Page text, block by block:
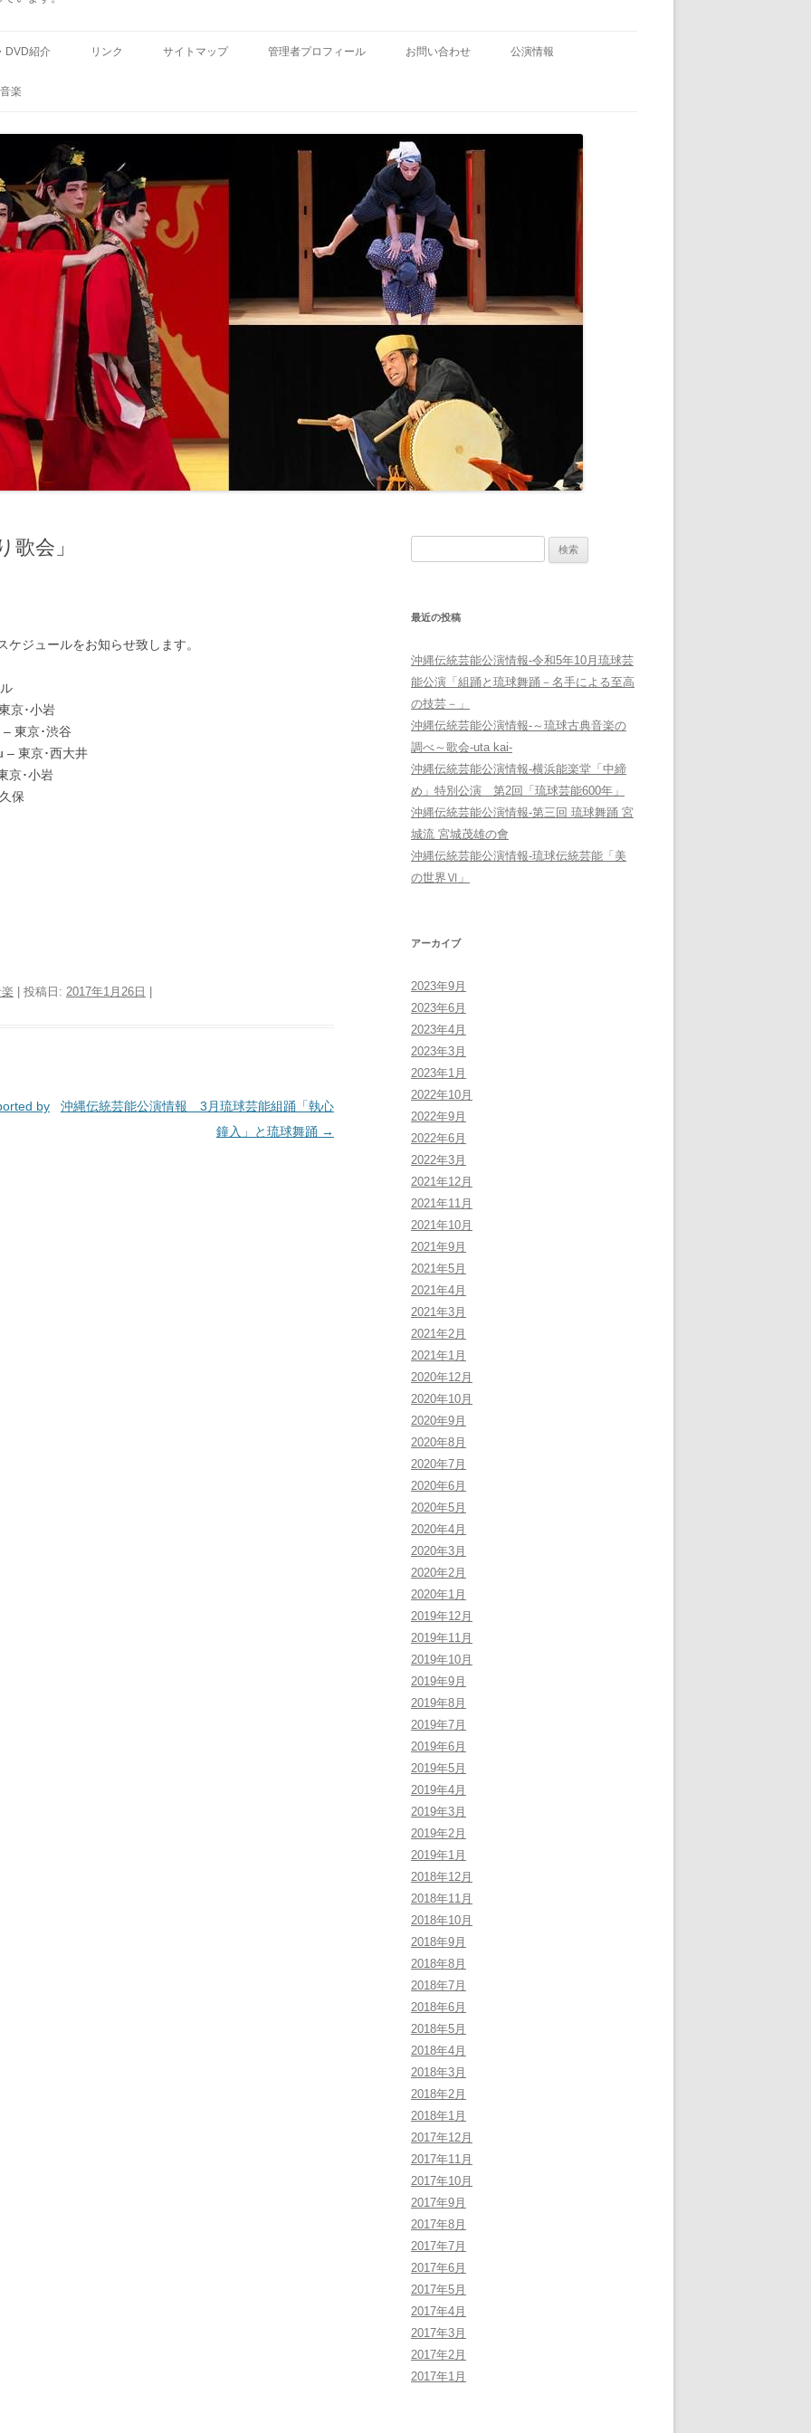
ン
ッ
DVD紹介 リンク サイトマップ 管理者プロフィール お問い合わせ 公演情報
楽
会」
ジュールをお知らせ致します。
京･小岩
東京･渋谷
– 東京･西大井
京･小岩
保
| 投稿日: 2017年1月26日
by
沖縄伝統芸能公演情報 3月琉球芸能組踊「執心
鐘入」と琉球舞踊 →
最近の投稿
沖縄伝統芸能公演情報-令和5年10月琉球芸
能公演「組踊と琉球舞踊－名手による至高
の技芸－」
沖縄伝統芸能公演情報-～琉球古典音楽の
調べ～歌会-uta kai-
沖縄伝統芸能公演情報-横浜能楽堂「中締
め」特別公演 第2回「琉球芸能600年」
沖縄伝統芸能公演情報-第三回 琉球舞踊 宮
城流 宮城茂雄の會
沖縄伝統芸能公演情報-琉球伝統芸能「美
の世界Ⅵ」
アーカイブ
2023年9月
2023年6月
2023年4月
2023年3月
2023年1月
2022年10月
2022年9月
2022年6月
2022年3月
2021年12月
2021年11月
2021年10月
2021年9月
2021年5月
2021年4月
2021年3月
2021年2月
2021年1月
2020年12月
2020年10月
2020年9月
2020年8月
2020年7月
2020年6月
2020年5月
2020年4月
2020年3月
2020年2月
2020年1月
2019年12月
2019年11月
2019年10月
2019年9月
2019年8月
2019年7月
2019年6月
2019年5月
2019年4月
2019年3月
2019年2月
2019年1月
2018年12月
2018年11月
2018年10月
2018年9月
2018年8月
2018年7月
2018年6月
2018年5月
2018年4月
2018年3月
2018年2月
2018年1月
2017年12月
2017年11月
2017年10月
2017年9月
2017年8月
2017年7月
2017年6月
2017年5月
2017年4月
2017年3月
2017年2月
2017年1月